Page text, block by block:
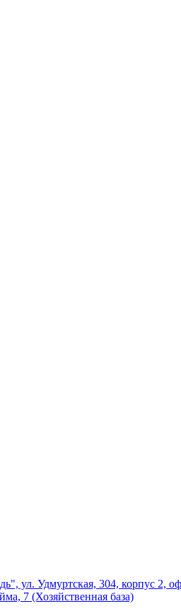
ул. Удмуртская, 304, корпус 2,
7 (Хозяйственная база)